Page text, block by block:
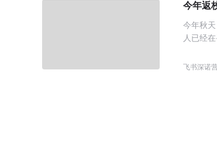
今年返
今年秋
人已经
飞书深诺